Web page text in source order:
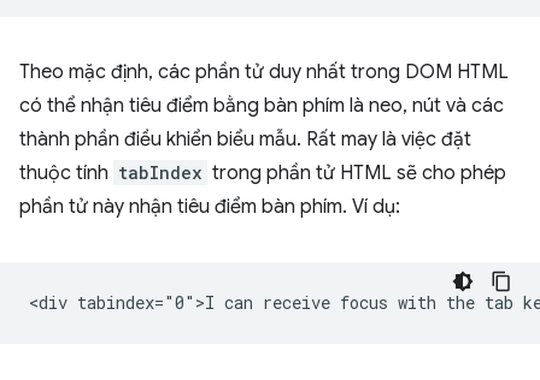
Theo mặc định, các phần tử duy nhất trong DOM HTML
có thể nhận tiêu điểm bằng bàn phím là neo, nút và các
thành phần điều khiển biểu mẫu. Rất may là việc đặt
thuộc tính tabIndex trong phần tử HTML sẽ cho phép
phần tử này nhận tiêu điểm bàn phím. Ví dụ: